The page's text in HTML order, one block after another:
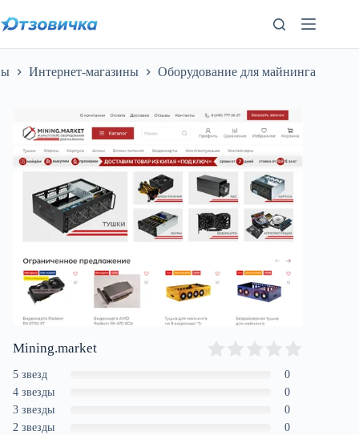
к
сути
Интернет-магазины Оборудование для майнинга
Mining.market
5 звезд
0
4 звезды
0
3 звезды
0
2 звезды
0